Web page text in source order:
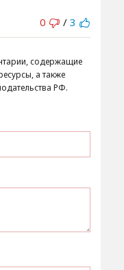
0
/ 3
содержащие
а также
РФ.